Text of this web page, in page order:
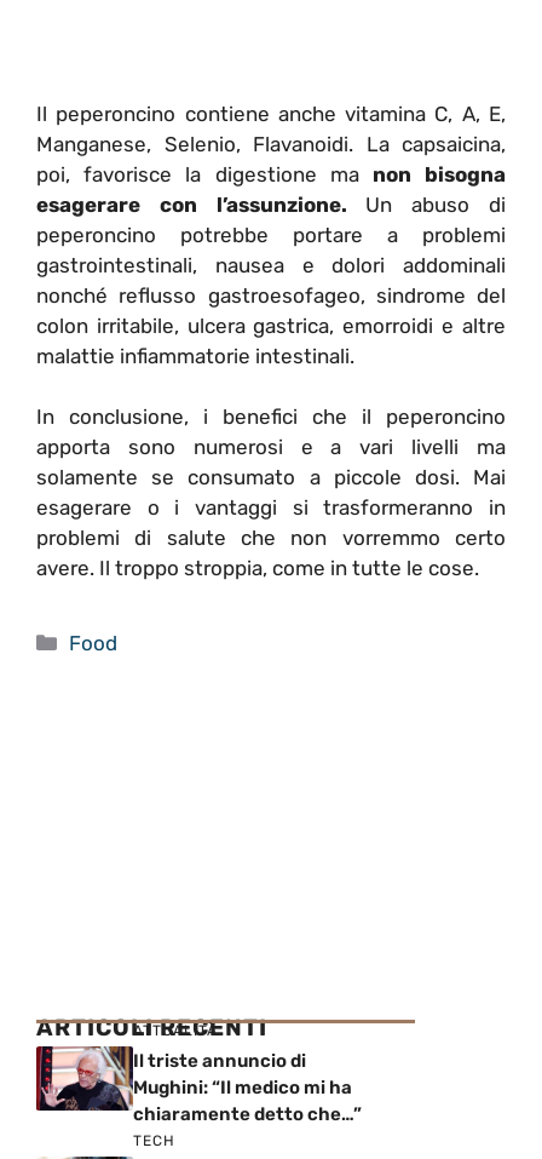
Il peperoncino contiene anche vitamina C, A, E,
Manganese, Selenio, Flavanoidi. La capsaicina,
poi, favorisce la digestione manon bisogna
esagerare con l’assunzione. Un abuso di
peperoncino potrebbe portare a problemi
gastrointestinali, nausea e dolori addominali
nonché reflusso gastroesofageo, sindrome del
colon irritabile, ulcera gastrica, emorroidi e altre
malattie infiammatorie intestinali.
In conclusione, i benefici che il peperoncino
apporta sono numerosi e a vari livelli ma
solamente se consumato a piccole dosi. Mai
esagerare o i vantaggi si trasformeranno in
problemi di salute che non vorremmo certo
avere. Il troppo stroppia, come in tutte le cose.
Categorie
Food
ARTICOLI RECENTI
ATTUALITÀ
Il triste annuncio di
Mughini: “Il medico mi ha
chiaramente detto che…”
TECH